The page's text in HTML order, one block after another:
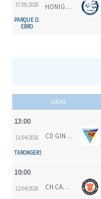
17/05/2026
PARQUE D.
EBRO
HONIGVÖGEL
LOCAL
13:00
11/04/2026
TARONGERS
CD GINER DE LOS RÍOS
10:00
12/04/2026 CH CARPESA